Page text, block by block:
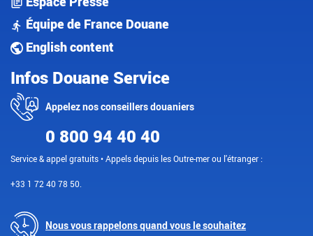
Équipe de France Douane
English content
Infos Douane Service
Appelez nos conseillers douaniers
0 800 94 40 40
Service & appel gratuits • Appels depuis les Outre-mer ou l'étranger :
+33 1 72 40 78 50.
Nous vous rappelons quand vous le souhaitez